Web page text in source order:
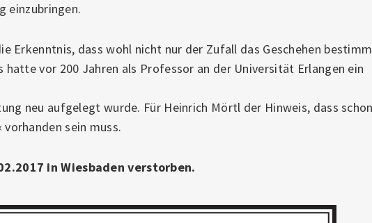
einzubringen.
Erkenntnis, dass wohl nicht nur der Zufall das Geschehen
vor 200 Jahren als Professor an der Universität Erlangen ein
neu aufgelegt wurde. Für Heinrich Mörtl der Hinweis, dass
vorhanden sein muss.
in Wiesbaden verstorben.